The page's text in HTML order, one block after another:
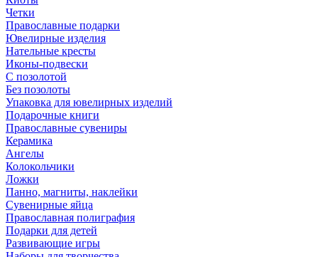
Четки
Православные подарки
Ювелирные изделия
Нательные кресты
Иконы-подвески
С позолотой
Без позолоты
Упаковка для ювелирных изделий
Подарочные книги
Православные сувениры
Керамика
Ангелы
Колокольчики
Ложки
Панно, магниты, наклейки
Сувенирные яйца
Православная полиграфия
Подарки для детей
Развивающие игры